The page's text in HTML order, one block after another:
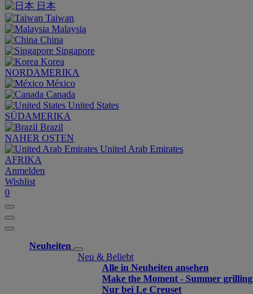
日本
Taiwan
Malaysia
China
Singapore
Korea
NORDAMERIKA
México
Canada
United States
SÜDAMERIKA
Brazil
NAHER OSTEN
United Arab Emirates
AFRIKA
Anmelden
Wishlist
0
Neuheiten
Neu & Beliebt
Alle in Neuheiten ansehen
Make the Moment - Summer grilling
Nur bei Le Creuset